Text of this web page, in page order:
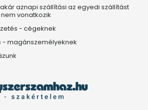
aznapi szállítási az egyedi szállítást
vonatkozik
- cégeknek
- magánszemélyeknek